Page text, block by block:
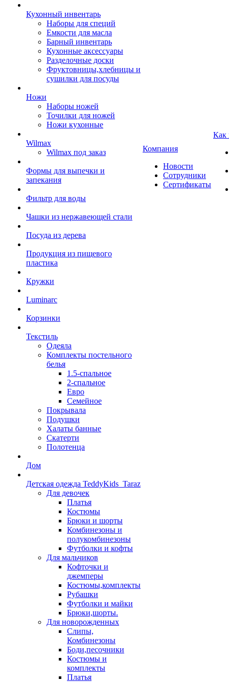
Кухонный инвентарь
Наборы для специй
Емкости для масла
Барный инвентарь
Кухонные аксессуары
Разделочные доски
Фруктовницы,хлебницы и
сушилки для посуды
Ножи
Наборы ножей
Точилки для ножей
Ножи кухонные
Wilmax
Wilmax под заказ
Формы для выпечки и
запекания
Фильтр для воды
Чашки из нержавеющей стали
Посуда из дерева
Продукция из пищевого
пластика
Кружки
Luminarc
Корзинки
Текстиль
Одеяла
Комплекты постельного
белья
1.5-спальное
2-спальное
Евро
Семейное
Покрывала
Подушки
Халаты банные
Скатерти
Полотенца
Дом
Детская одежда TeddyKids_Taraz
Для девочек
Платья
Костюмы
Брюки и шорты
Комбинезоны и
полукомбинезоны
Футболки и кофты
Для мальчиков
Кофточки и
джемперы
Костюмы,комплекты
Рубашки
Футболки и майки
Брюки,шорты.
Для новорожденных
Слипы,
Комбинезоны
Боди,песочники
Костюмы и
комплекты
Платья
Компания
Новости
Сотрудники
Сертификаты
Как